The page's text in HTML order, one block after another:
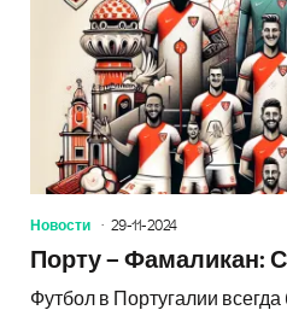
Новости 29-11-2024
Порту – Фамаликан:
Футбол в Португалии